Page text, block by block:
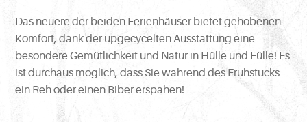
Das neuere der beiden Ferienhäuser bietet gehobenen
Komfort, dank der upgecycelten Ausstattung eine
besondere Gemütlichkeit und Natur in Hülle und Fülle! Es
ist durchaus möglich, dass Sie während des Frühstücks
ein Reh oder einen Biber erspähen!